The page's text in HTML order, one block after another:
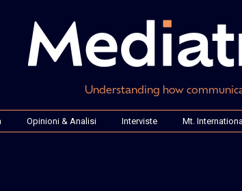
Understanding how
Opinioni & Analisi Interviste Mt. International